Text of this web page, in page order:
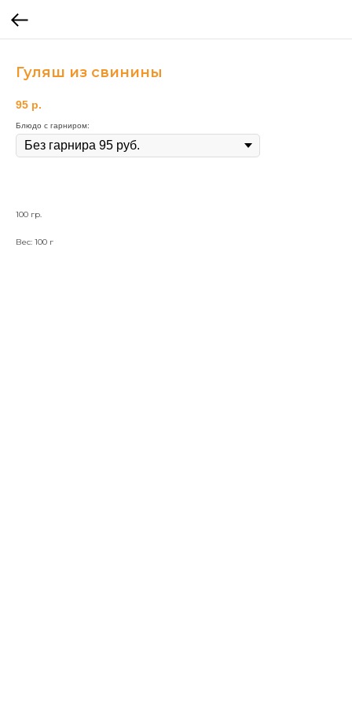
Гуляш из свинины
95 р.
Блюдо с гарниром:
100 гр.
Вес: 100 г